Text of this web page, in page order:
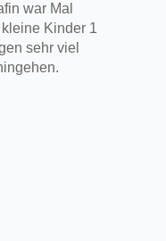
war Mal
Kinder 1
sehr viel